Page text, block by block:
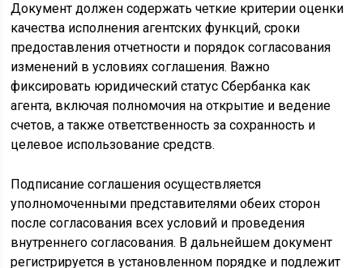
Документ должен содержать четкие критерии оценки
качества исполнения агентских функций, сроки
предоставления отчетности и порядок согласования
изменений в условиях соглашения. Важно
фиксировать юридический статус Сбербанка как
агента, включая полномочия на открытие и ведение
счетов, а также ответственность за сохранность и
целевое использование средств.
Подписание соглашения осуществляется
уполномоченными представителями обеих сторон
после согласования всех условий и проведения
внутреннего согласования. В дальнейшем документ
регистрируется в установленном порядке и подлежит